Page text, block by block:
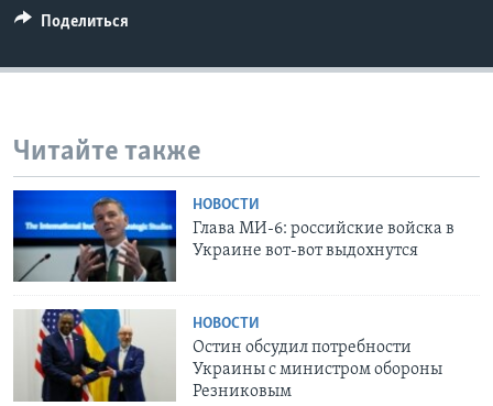
Поделиться
Читайте также
НОВОСТИ
Глава МИ-6: российские войска в
Украине вот-вот выдохнутся
НОВОСТИ
Остин обсудил потребности
Украины с министром обороны
Резниковым